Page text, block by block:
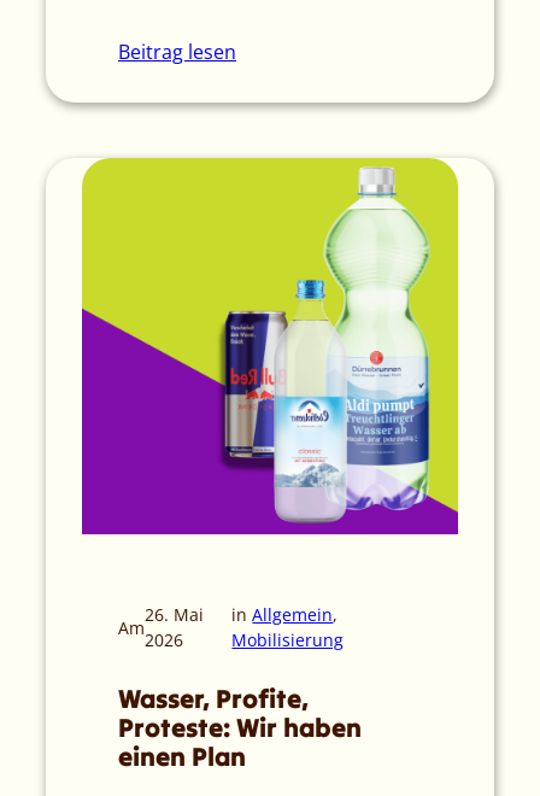
Beitrag lesen
Am
26. Mai
2026
inAllgemein
Mobilisierung
Wasser, Profite,
Proteste: Wir haben
einen Plan